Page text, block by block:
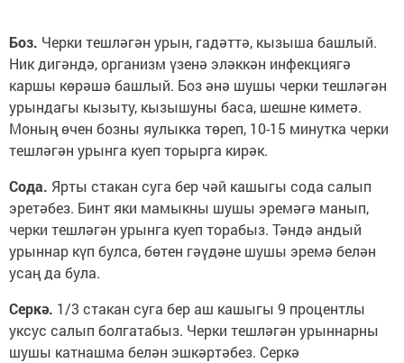
Боз. Черки тешләгән урын, гадәттә, кызыша башлый.
Ник дигәндә, организм үзенә эләккән инфекциягә
каршы көрәшә башлый. Боз әнә шушы черки тешләгән
урындагы кызыту, кызышуны баса, шешне киметә.
Моның өчен бозны яулыкка төреп, 10-15 минутка черки
тешләгән урынга куеп торырга кирәк.
Сода. Ярты стакан суга бер чәй кашыгы сода салып
эретәбез. Бинт яки мамыкны шушы эремәгә манып,
черки тешләгән урынга куеп торабыз. Тәндә андый
урыннар күп булса, бөтен гәүдәне шушы эремә белән
усаң да була.
Серкә. 1/3 стакан суга бер аш кашыгы 9 процентлы
уксус салып болгатабыз. Черки тешләгән урыннарны
шушы катнашма белән эшкәртәбез. Серкә